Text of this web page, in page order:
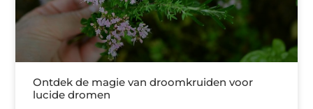
Ontdek de magie van droomkruiden voor
lucide dromen